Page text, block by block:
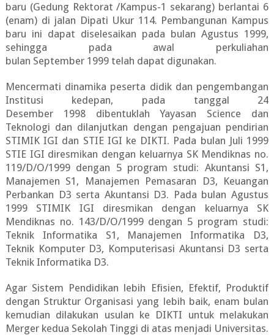
baru (Gedung Rektorat /Kampus-1 sekarang) berlantai 6
(enam) di jalan Dipati Ukur 114. Pembangunan Kampus
baru ini dapat diselesaikan pada bulan Agustus 1999,
sehingga pada awal perkuliahan
bulan September 1999 telah dapat digunakan.
Mencermati dinamika peserta didik dan pengembangan
Institusi kedepan, pada tanggal 24
Desember 1998 dibentuklah Yayasan Science dan
Teknologi dan dilanjutkan dengan pengajuan pendirian
STIMIK IGI dan STIE IGI ke DIKTI. Pada bulan Juli 1999
STIE IGI diresmikan dengan keluarnya SK Mendiknas no.
119/D/O/1999 dengan 5 program studi: Akuntansi S1,
Manajemen S1, Manajemen Pemasaran D3, Keuangan
Perbankan D3 serta Akuntansi D3. Pada bulan Agustus
1999 STIMIK IGI diresmikan dengan keluarnya SK
Mendiknas no. 143/D/O/1999 dengan 5 program studi:
Teknik Informatika S1, Manajemen Informatika D3,
Teknik Komputer D3, Komputerisasi Akuntansi D3 serta
Teknik Informatika D3.
Agar Sistem Pendidikan lebih Efisien, Efektif, Produktif
dengan Struktur Organisasi yang lebih baik, enam bulan
kemudian dilakukan usulan ke DIKTI untuk melakukan
Merger kedua Sekolah Tinggi di atas menjadi Universitas.